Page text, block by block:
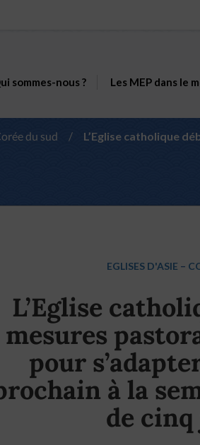
sommes-nous ? Les MEP dans le
du sud /
L’Eglise catholique
EGLISES D'ASIE –
L’Eglise
mesures
pour
à la
de